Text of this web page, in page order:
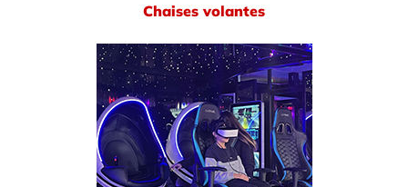
Chaises volantes